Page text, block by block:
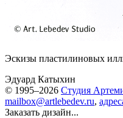
Эскизы пластилиновых
Эдуард Катыхин
© 1995–2026 Студия
mailbox@artlebedev.ru,
Заказать дизайн...